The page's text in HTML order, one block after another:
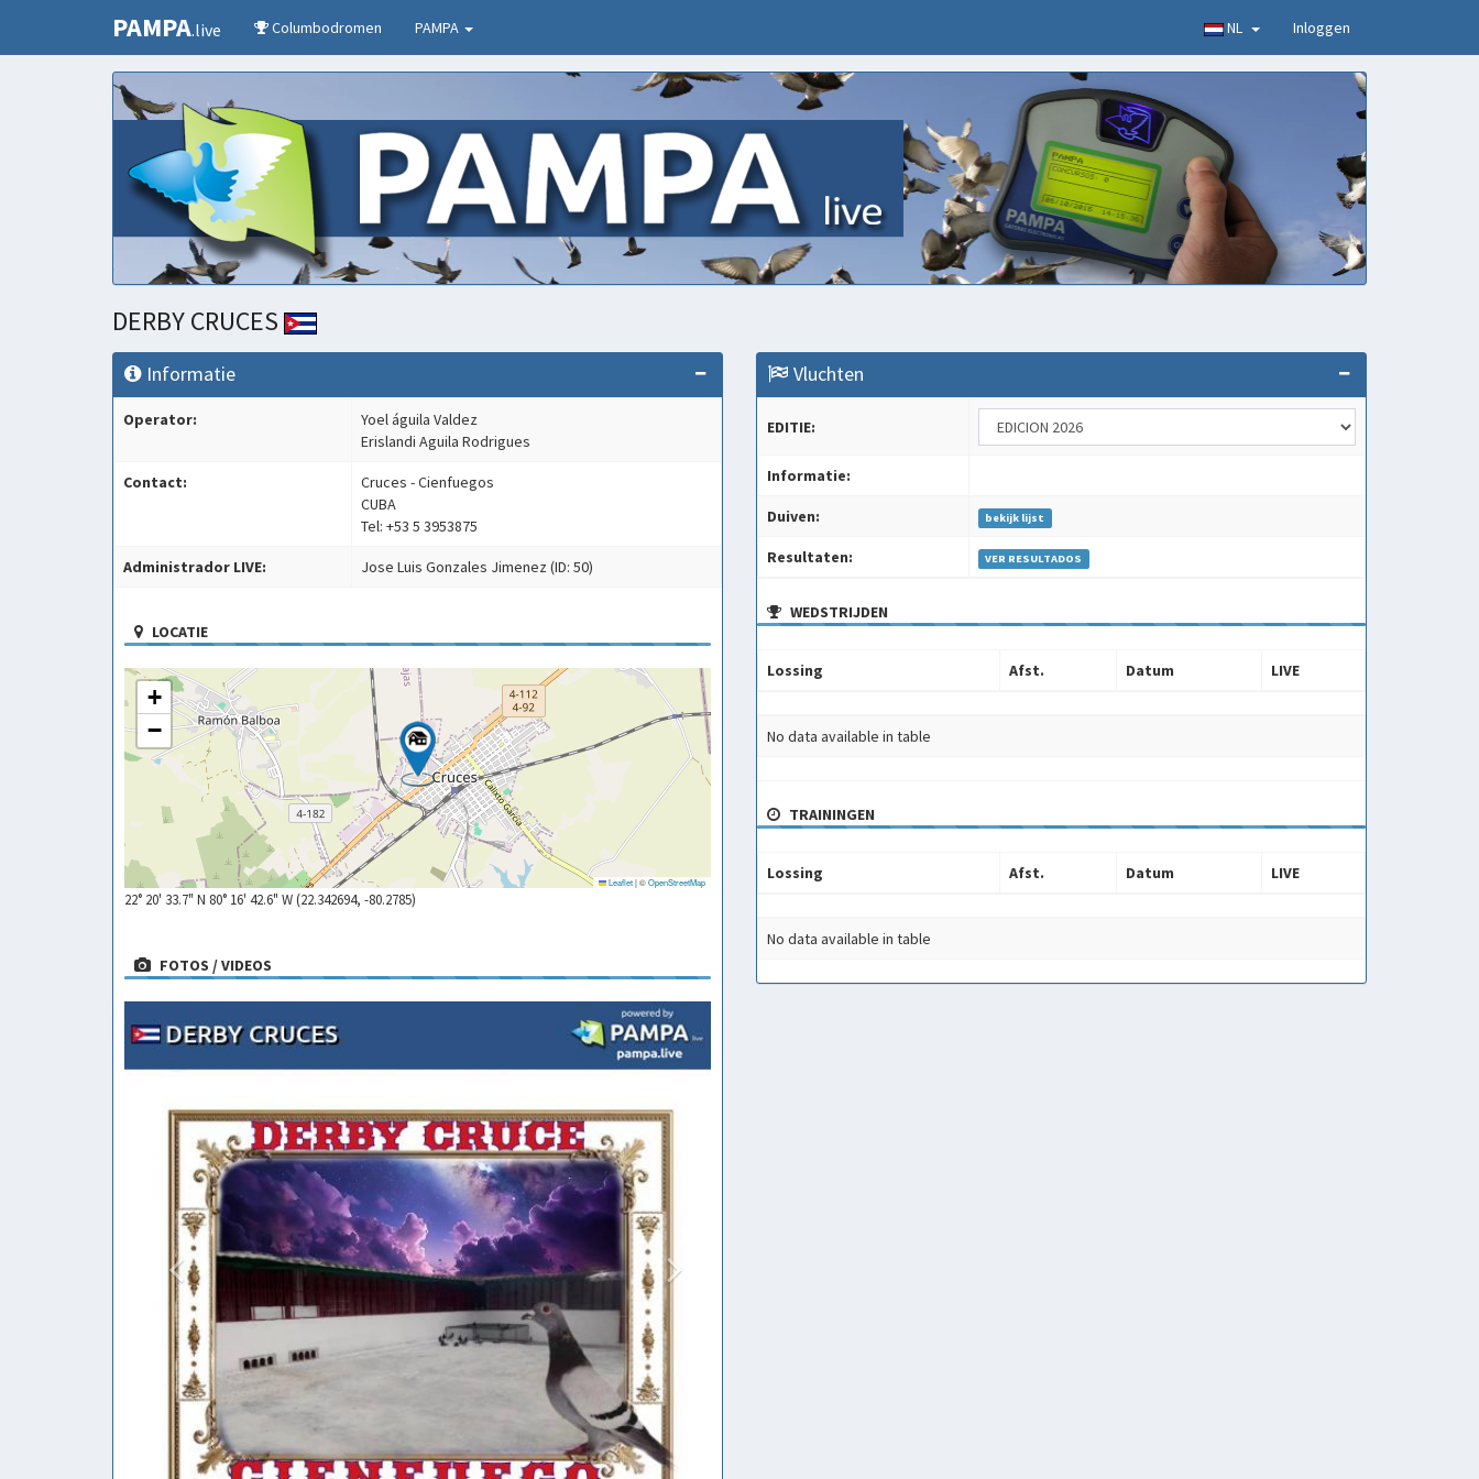
PAMPA.live Columbodromen PAMPA NL Inloggen
DERBY CRUCES
Informatie
Operator:
Yoel águila Valdez
Erislandi Aguila Rodrigues
Contact:
Cruces - Cienfuegos
CUBA
Tel: +53 5 3953875
Administrador LIVE: Jose Luis Gonzales Jimenez (ID: 50)
LOCATIE
+
−
Leaflet|©OpenStreetMap
22° 20' 33.7" N 80° 16' 42.6" W (22.342694, -80.2785)
FOTOS / VIDEOS
Vluchten
EDITIE:
Informatie:
Duiven: bekijk lijst
Resultaten: VER RESULTADOS
WEDSTRIJDEN
Lossing Afst. Datum LIVE
Lossing
No data available in table
TRAININGEN
Lossing Afst. Datum LIVE
Lossing
No data available in table